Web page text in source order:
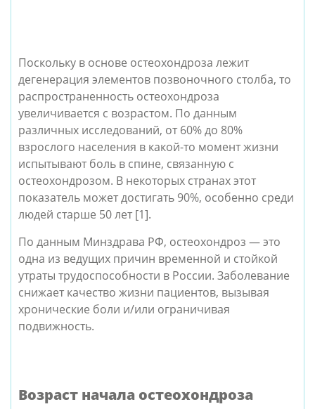
Поскольку в основе остеохондроза лежит
дегенерация элементов позвоночного столба, то
распространенность остеохондроза
увеличивается с возрастом. По данным
различных исследований, от 60% до 80%
взрослого населения в какой-то момент жизни
испытывают боль в спине, связанную с
остеохондрозом. В некоторых странах этот
показатель может достигать 90%, особенно среди
людей старше 50 лет [1].
По данным Минздрава РФ, остеохондроз — это
одна из ведущих причин временной и стойкой
утраты трудоспособности в России. Заболевание
снижает качество жизни пациентов, вызывая
хронические боли и/или ограничивая
подвижность.
Возраст начала остеохондроза